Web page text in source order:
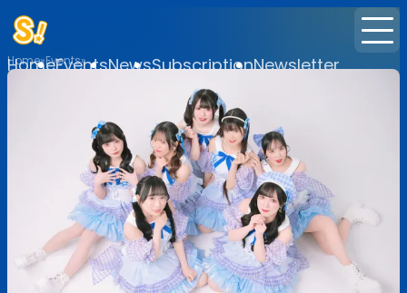
HomeEventsNewsSubscriptionNewsletter
Home Events